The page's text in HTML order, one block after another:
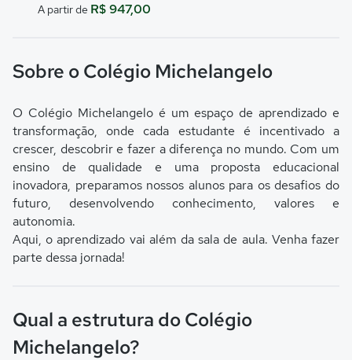
A partir de R$ 947,00
Sobre o Colégio Michelangelo
O Colégio Michelangelo é um espaço de aprendizado e
transformação, onde cada estudante é incentivado a
crescer, descobrir e fazer a diferença no mundo. Com um
ensino de qualidade e uma proposta educacional
inovadora, preparamos nossos alunos para os desafios do
futuro, desenvolvendo conhecimento, valores e
autonomia.
Aqui, o aprendizado vai além da sala de aula. Venha fazer
parte dessa jornada!
Qual a estrutura do Colégio
Michelangelo?